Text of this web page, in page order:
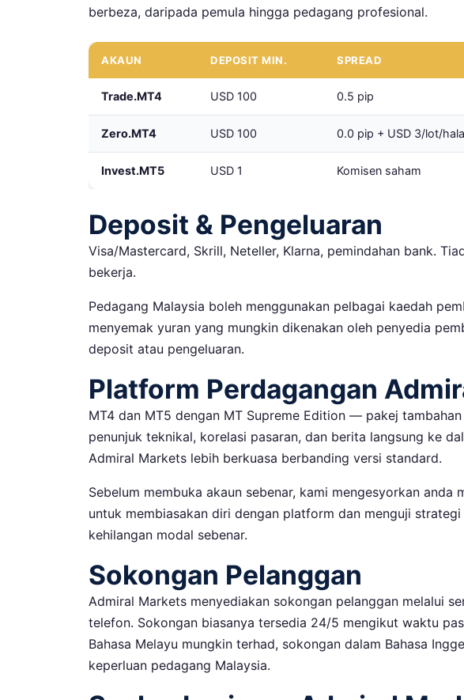
berbeza, daripada pemula hingga pedagang profesional.
AKAUN DEPOSIT MIN. SPREAD
Trade.MT4 USD 100 0.5 pip
Zero.MT4 USD 100 0.0 pip + USD 3/lot/hala
Invest.MT5 USD 1 Komisen saham
Deposit & Pengeluaran
Visa/Mastercard, Skrill, Neteller, Klarna, pemindahan bank.
bekerja.
Pedagang Malaysia boleh menggunakan pelbagai kaedah
menyemak yuran yang mungkin dikenakan oleh penyedia
deposit atau pengeluaran.
Platform Perdagangan
MT4 dan MT5 dengan MT Supreme Edition — pakej
penunjuk teknikal, korelasi pasaran, dan berita langsung ke
Admiral Markets lebih berkuasa berbanding versi standard.
Sebelum membuka akaun sebenar, kami mengesyorkan anda
untuk membiasakan diri dengan platform dan menguji
kehilangan modal sebenar.
Sokongan Pelanggan
Admiral Markets menyediakan sokongan pelanggan melalui
telefon. Sokongan biasanya tersedia 24/5 mengikut waktu
Bahasa Melayu mungkin terhad, sokongan dalam Bahasa
keperluan pedagang Malaysia.